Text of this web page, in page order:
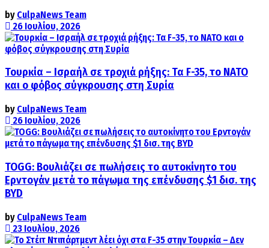
by CulpaNews Team
26 Ιουλίου, 2026
Τουρκία – Ισραήλ σε τροχιά ρήξης: Τα F-35, το ΝΑΤΟ
και ο φόβος σύγκρουσης στη Συρία
by CulpaNews Team
26 Ιουλίου, 2026
TOGG: Βουλιάζει σε πωλήσεις το αυτοκίνητο του
Ερντογάν μετά το πάγωμα της επένδυσης $1 δισ. της
BYD
by CulpaNews Team
23 Ιουλίου, 2026